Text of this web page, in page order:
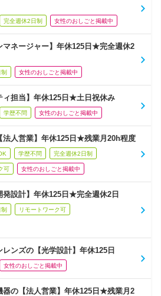
完全週休2日制 女性のおしごと掲載中
マネージャー】年休125日★完全週休2
女性のおしごと掲載中
ィ担当】年休125日★土日祝休み
学歴不問 女性のおしごと掲載中
法人営業】年休125日★残業月20h程度
学歴不問 完全週休2日制
可 女性のおしごと掲載中
発設計】年休125日★完全週休2日
リモートワーク可
レンズの【光学設計】年休125日
女性のおしごと掲載中
器の【法人営業】年休125日★残業月2